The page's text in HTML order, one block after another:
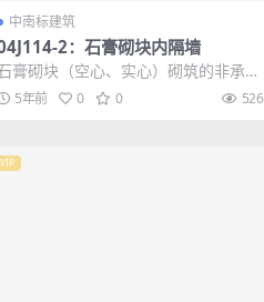
中南标建筑
2：石膏砌块内隔墙
膏砌块（空心、实心）砌筑的非承重
隔墙建筑构造。 04J114-2：石膏砌
内...
5年前 0 0 526
VIP